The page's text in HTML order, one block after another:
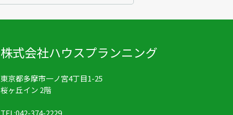
株式会社ハウスプランニング
東京都多摩市一ノ宮4丁目1-25
桜ヶ丘イン 2階
TEL:042-374-2229